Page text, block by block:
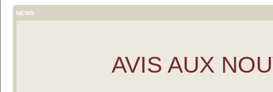
NEWS
AVIS AUX